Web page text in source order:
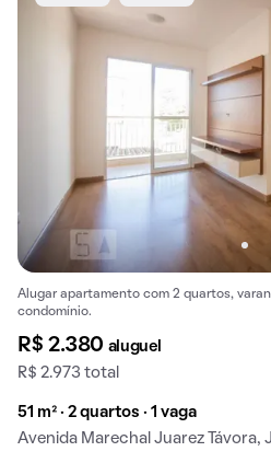
Alugar apartamento com 2 quartos,
condomínio.
R$ 2.380 aluguel
R$ 2.973 total
51 m² · 2 quartos · 1 vaga
Avenida Marechal Juarez Távora,